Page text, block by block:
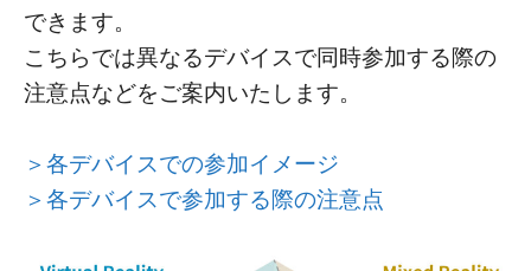
できます。
こちらでは異なるデバイスで同時参加する際の
注意点などをご案内いたします。
＞各デバイスでの参加イメージ
＞各デバイスで参加する際の注意点